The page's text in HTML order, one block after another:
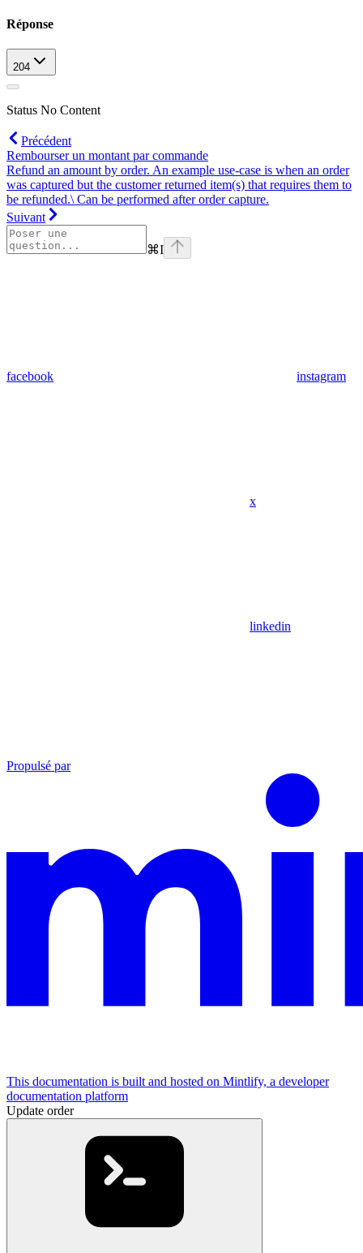
Réponse
204
Status No Content
Précédent
Rembourser un montant par commande
Refund an amount by order. An example use-case is when an order
was captured but the customer returned item(s) that requires them to
be refunded.\ Can be performed after order capture.
Suivant
⌘I
facebook instagram
x
linkedin
Propulsé par
This documentation is built and hosted on Mintlify, a developer
documentation platform
Update order